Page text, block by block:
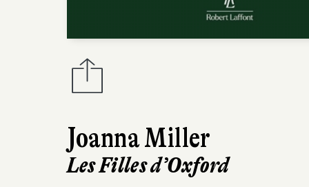
Joanna Miller
Les Filles d’Oxford